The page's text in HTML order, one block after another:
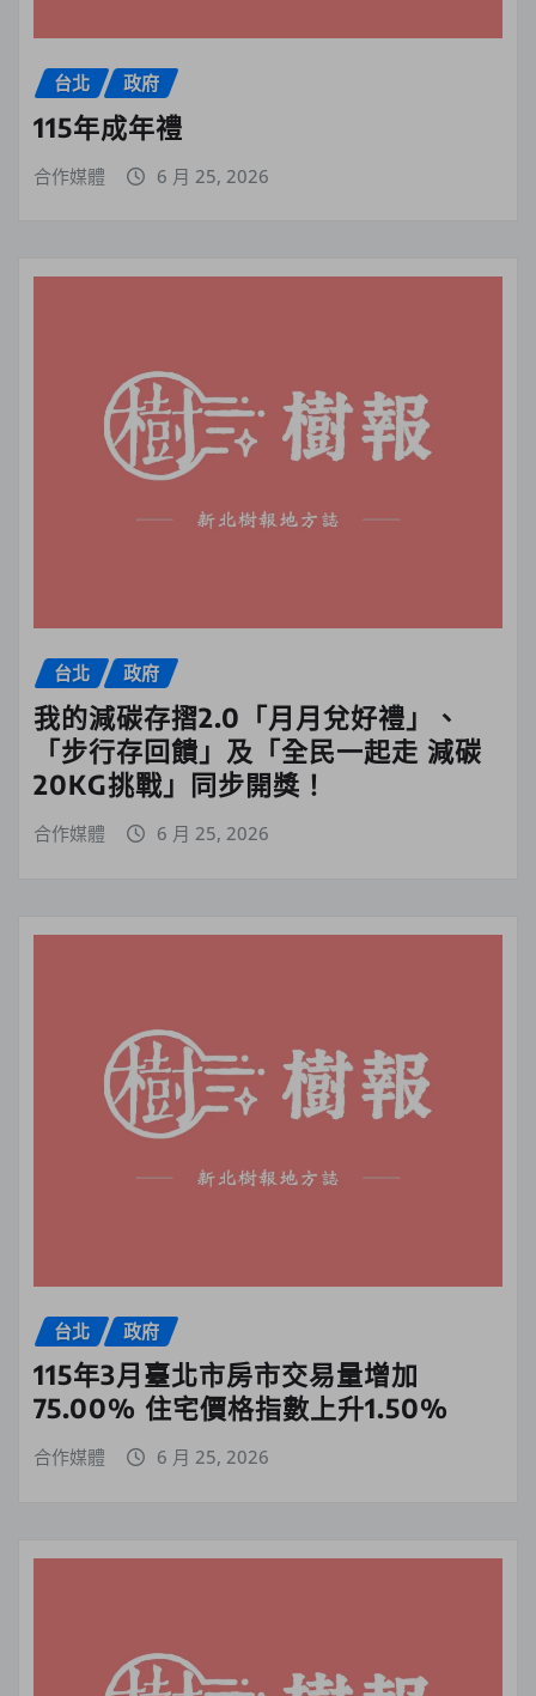
台北 政府
115年成年禮
合作媒體 6 月 25, 2026
台北 政府
我的減碳存摺2.0「月月兌好禮」、
「步行存回饋」及「全民一起走 減碳
20KG挑戰」同步開獎！
合作媒體 6 月 25, 2026
台北 政府
115年3月臺北市房市交易量增加
75.00% 住宅價格指數上升1.50%
合作媒體 6 月 25, 2026